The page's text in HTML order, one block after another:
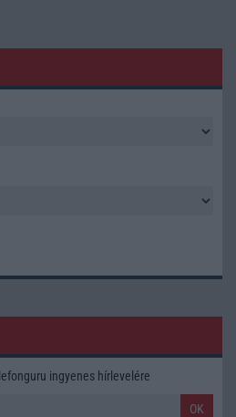
ingyenes hírlevelére
OK